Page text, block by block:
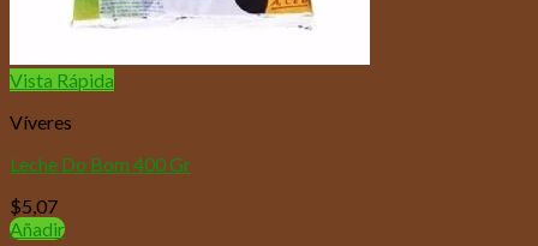
Vista Rápida
Víveres
Leche Do Bom 400 Gr
$5,07
Añadir